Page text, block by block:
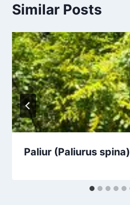
Similar Posts
Paliur (Paliurus spina)